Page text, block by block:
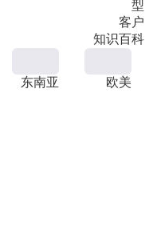
型
客户
知识百科
东南亚 欧美